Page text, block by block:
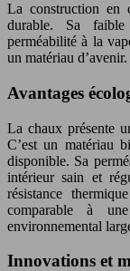
La construction en
durable. Sa
perméabilité à la
un matériau d’avenir.
Avantages
La chaux présente
C’est un matériau
disponible. Sa
intérieur sain et
résistance
comparable à
environnemental
Innovations et